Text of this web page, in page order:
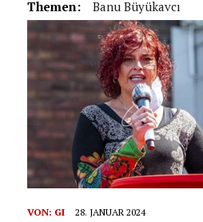
Themen: Banu Büyükavcı
VON: GI 28. JANUAR 2024